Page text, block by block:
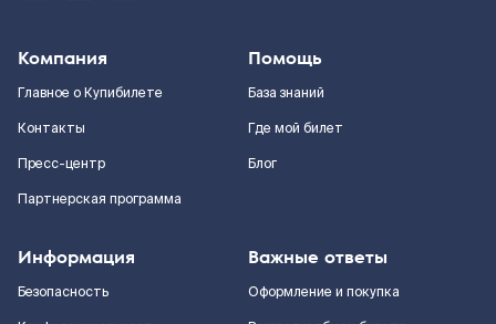
Компания
Главное о Купибилете
Контакты
Пресс-центр
Партнерская программа
Помощь
База знаний
Где мой билет
Блог
Информация
Безопасность
Важные ответы
Оформление и покупка